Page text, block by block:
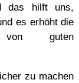
das hilft uns,
es erhöht die
von guten
zu machen